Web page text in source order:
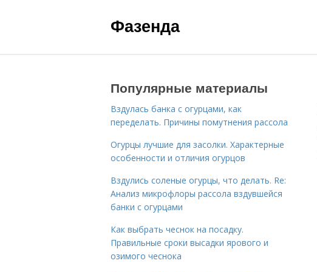
Фазенда
Популярные материалы
Вздулась банка с огурцами, как
переделать. Причины помутнения рассола
Огурцы лучшие для засолки. Характерные
особенности и отличия огурцов
Вздулись соленые огурцы, что делать. Re:
Анализ микрофлоры рассола вздувшейся
банки с огурцами
Как выбрать чеснок на посадку.
Правильные сроки высадки ярового и
озимого чеснока